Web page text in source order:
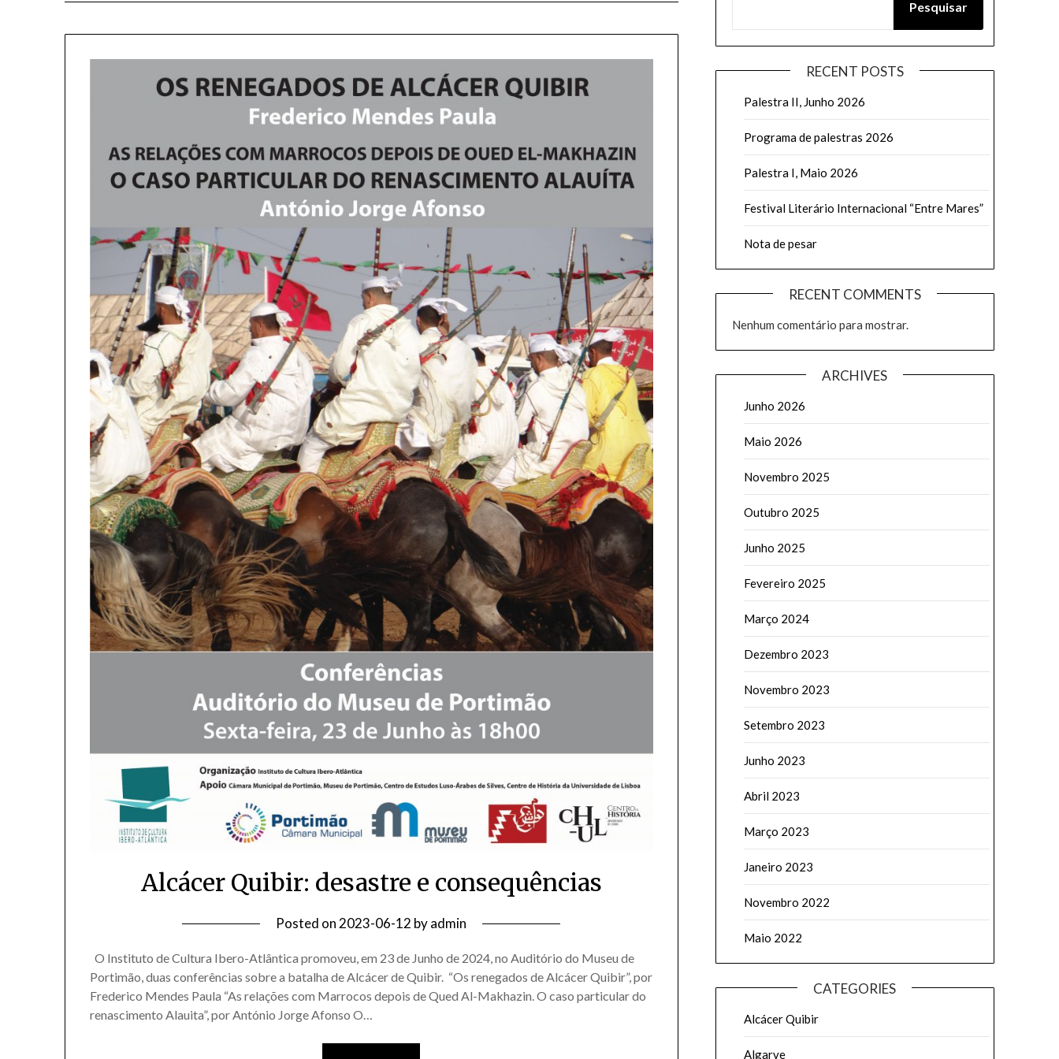
Alcácer Quibir: desastre e consequências
Posted on2023-06-12 byadmin
O Instituto de Cultura Ibero-Atlântica promoveu, em 23 de Junho de 2024, no Auditório do Museu de
Portimão, duas conferências sobre a batalha de Alcácer de Quibir. “Os renegados de Alcácer Quibir”, por
Frederico Mendes Paula “As relações com Marrocos depois de Qued Al-Makhazin. O caso particular do
renascimento Alauita”, por António Jorge Afonso O…
Pesquisar
RECENT POSTS
Palestra II, Junho 2026
Programa de palestras 2026
Palestra I, Maio 2026
Festival Literário Internacional “Entre Mares”
Nota de pesar
RECENT COMMENTS
Nenhum comentário para mostrar.
ARCHIVES
Junho 2026
Maio 2026
Novembro 2025
Outubro 2025
Junho 2025
Fevereiro 2025
Março 2024
Dezembro 2023
Novembro 2023
Setembro 2023
Junho 2023
Abril 2023
Março 2023
Janeiro 2023
Novembro 2022
Maio 2022
CATEGORIES
Alcácer Quibir
Algarve